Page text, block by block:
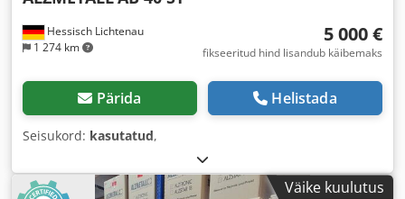
Hessisch Lichtenau
1 274 km
5 000 €
fikseeritud hind lisandub käibemaks
Pärida Helistada
Seisukord: kasutatud,
Väike kuulutus